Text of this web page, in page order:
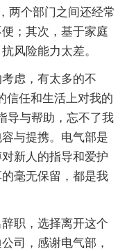
两个部门之间还经常
；其次，基于家庭
风险能力太差。
虑，有太多的不
信任和生活上对我的
导与帮助，忘不了我
与提携。电气部是
新人的指导和爱护
毫无保留，都是我
职，选择离开这个
司，感谢电气部，